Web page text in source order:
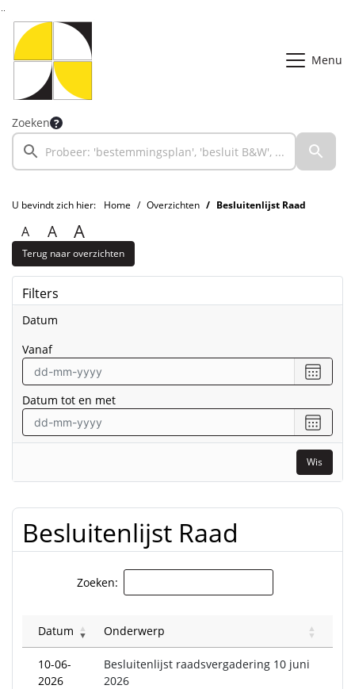
Menu
Zoeken
U bevindt zich hier: Home Overzichten Besluitenlijst Raad
A A A
Terug naar overzichten
Filters
Datum
vanaf
een
vanaf
Datum tot en met
een
datum
tot
en
Wis
Besluitenlijst Raad
Zoeken:
Datum Onderwerp
10-06-
2026
Besluitenlijst raadsvergadering 10 juni
2026